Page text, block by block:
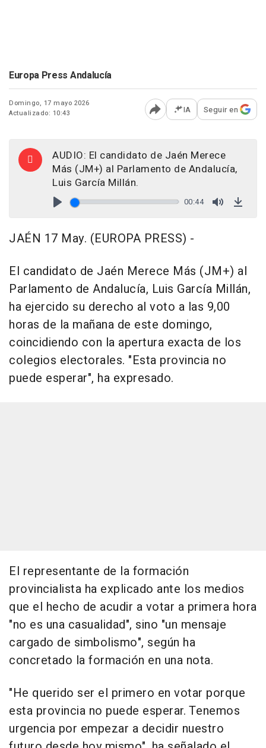
Europa Press Andalucía
Domingo, 17 mayo 2026
Actualizado: 10:43
Abrir opciones para
IA Seguir en
AUDIO: El candidato de Jaén Merece
Más (JM+) al Parlamento de Andalucía,
Luis García Millán.
00:44
JAÉN 17 May. (EUROPA PRESS) -
El candidato de Jaén Merece Más (JM+) al
Parlamento de Andalucía, Luis García Millán,
ha ejercido su derecho al voto a las 9,00
horas de la mañana de este domingo,
coincidiendo con la apertura exacta de los
colegios electorales. "Esta provincia no
puede esperar", ha expresado.
El representante de la formación
provincialista ha explicado ante los medios
que el hecho de acudir a votar a primera hora
"no es una casualidad", sino "un mensaje
cargado de simbolismo", según ha
concretado la formación en una nota.
"He querido ser el primero en votar porque
esta provincia no puede esperar. Tenemos
urgencia por empezar a decidir nuestro